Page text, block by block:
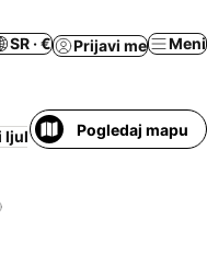
SR · € Prijavi me Meni
ljubimci Kuhinja Doručak
Pogledaj mapu